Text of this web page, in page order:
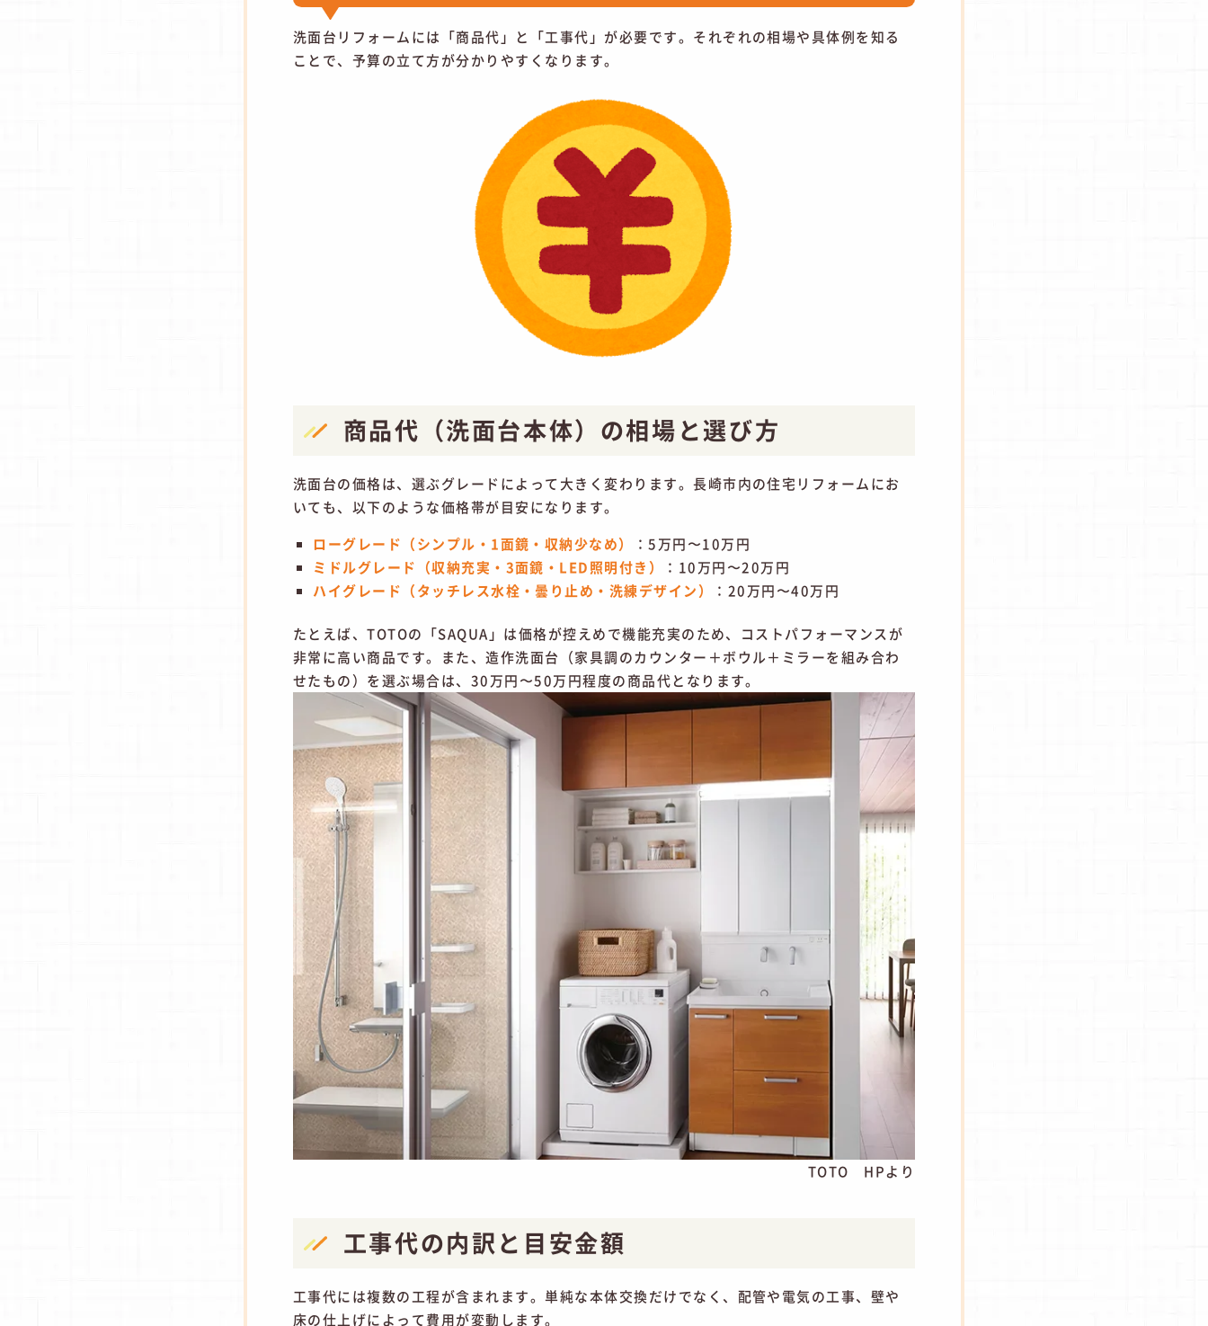
洗面台リフォームには「商品代」と「工事代」が必要です。それぞれの相場や具体例を知る
ことで、予算の立て方が分かりやすくなります。
商品代（洗面台本体）の相場と選び方
洗面台の価格は、選ぶグレードによって大きく変わります。長崎市内の住宅リフォームにお
いても、以下のような価格帯が目安になります。
ローグレード（シンプル・1面鏡・収納少なめ）
：5万円〜10万円
ミドルグレード（収納充実・3面鏡・LED照明付き）
：10万円〜20万円
ハイグレード（タッチレス水栓・曇り止め・洗練デザイン）
：20万円〜40万円
たとえば、TOTOの「SAQUA」は価格が控えめで機能充実のため、コストパフォーマンスが
非常に高い商品です。また、造作洗面台（家具調のカウンター＋ボウル＋ミラーを組み合わ
せたもの）を選ぶ場合は、30万円〜50万円程度の商品代となります。
TOTO HPより
工事代の内訳と目安金額
工事代には複数の工程が含まれます。単純な本体交換だけでなく、配管や電気の工事、壁や
床の仕上げによって費用が変動します。